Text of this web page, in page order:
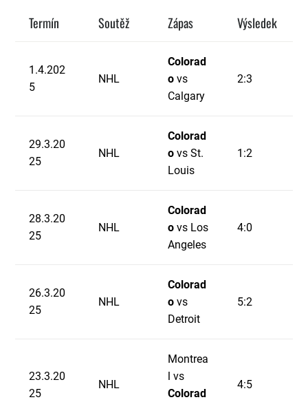
Termín Soutěž Zápas Výsledek
1.4.202
5
NHL
Colorad
o vs
Calgary
2:3
29.3.20
25
NHL
Colorad
o vs St.
Louis
1:2
28.3.20
25
NHL
Colorad
o vs Los
Angeles
4:0
26.3.20
25
NHL
Colorad
o vs
Detroit
5:2
23.3.20
25
NHL
Montrea
l vs
Colorad
4:5